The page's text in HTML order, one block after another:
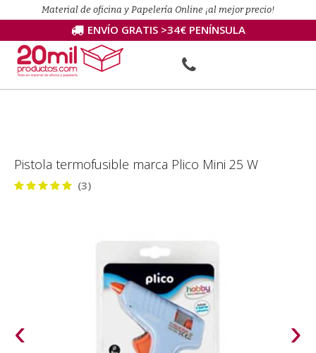
Material de oficina y Papelería Online ¡al mejor precio!
ENVÍO GRATIS >34€ PENÍNSULA
Pistola termofusible marca Plico Mini 25 W
(3)
‹ ›